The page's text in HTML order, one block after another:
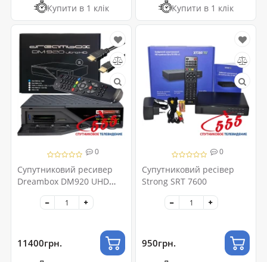
Купити в 1 клік Купити в 1 клік
0
Супутниковий ресивер
Dreambox DM920 UHD
11400грн.
0
Супутниковий ресівер
Strong SRT 7600
950грн.